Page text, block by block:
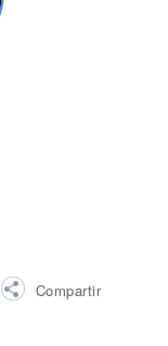
Compartir